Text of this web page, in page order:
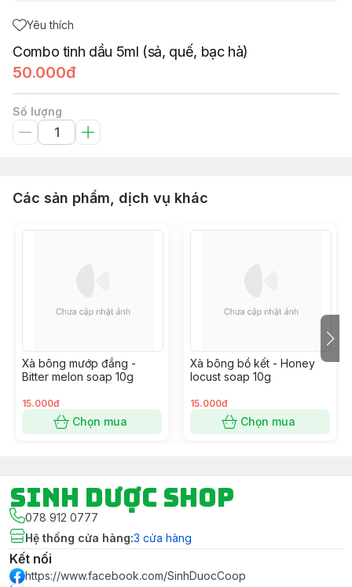
Yêu thích
Combo tinh dầu 5ml (sả, quế, bạc hà)
50.000đ
Số lượng
Các sản phẩm, dịch vụ khác
Xà bông mướp đắng -
Bitter melon soap 10g
15.000đ
Chọn mua
Xà bông bồ kết - Honey
locust soap 10g
15.000đ
Chọn mua
Sinh Dược Shop
078 912 0777
Hệ thống cửa hàng:3 cửa hàng
Kết nối
https://www.facebook.com/SinhDuocCoop